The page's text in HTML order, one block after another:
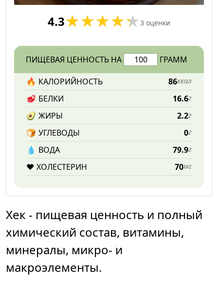
4.3 3 оценки
ПИЩЕВАЯ ЦЕННОСТЬ НА ГРАММ
🔥 КАЛОРИЙНОСТЬ 86ккал
🥩 БЕЛКИ 16.6г
🥑 ЖИРЫ 2.2г
🍞 УГЛЕВОДЫ 0г
💧️ ВОДА 79.9г
❤️ ХОЛЕСТЕРИН 70мг
Хек - пищевая ценность и полный
химический состав, витамины,
минералы, микро- и
макроэлементы.